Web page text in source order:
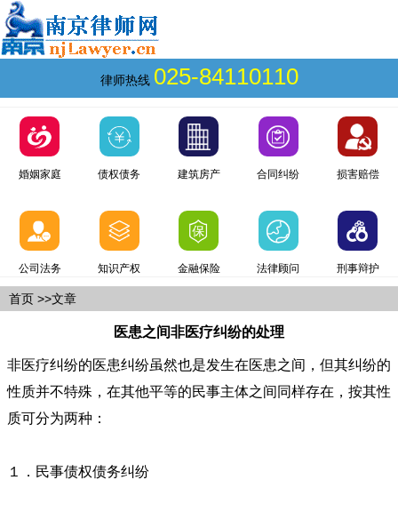
律师热线 025-84110110
婚姻家庭 债权债务 建筑房产 合同纠纷 损害赔偿
公司法务 知识产权 金融保险 法律顾问 刑事辩护
首页 >>文章
医患之间非医疗纠纷的处理
非医疗纠纷的医患纠纷虽然也是发生在医患之间，但其纠纷的
性质并不特殊，在其他平等的民事主体之间同样存在，按其性
质可分为两种：
１．民事债权债务纠纷